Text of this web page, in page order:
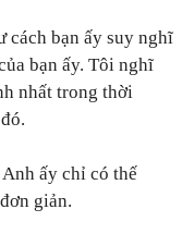
cách bạn ấy suy nghĩ
bạn ấy. Tôi nghĩ
nhất trong thời
ấy chỉ có thế
giản.